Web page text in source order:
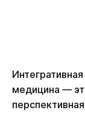
медицина —